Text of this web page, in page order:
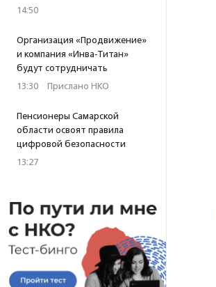
14:50
Организация «Продвижение»
и компания «Инва-Титан»
будут сотрудничать
13:30 · Прислано НКО
Пенсионеры Самарской
области освоят правила
цифровой безопасности
13:27